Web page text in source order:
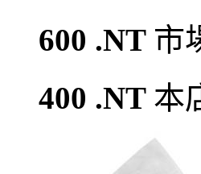
600 .NT 市
400 .NT 本